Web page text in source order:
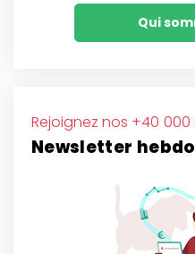
Qui
Rejoignez nos +40
Newsletter hebdo